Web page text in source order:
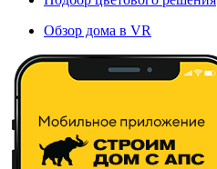
Обзор дома в VR